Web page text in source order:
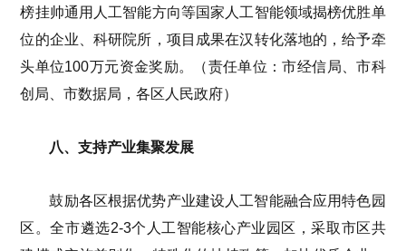
榜挂帅通用人工智能方向等国家人工智能领域揭榜优胜单
位的企业、科研院所，项目成果在汉转化落地的，给予牵
头单位100万元资金奖励。（责任单位：市经信局、市科
创局、市数据局，各区人民政府）
八、支持产业集聚发展
鼓励各区根据优势产业建设人工智能融合应用特色园
区。全市遴选2-3个人工智能核心产业园区，采取市区共